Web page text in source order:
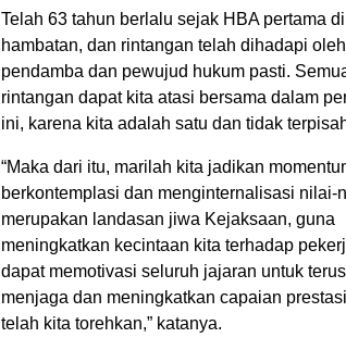
Telah 63 tahun berlalu sejak HBA pertama
hambatan, dan rintangan telah dihadapi
pendamba dan pewujud hukum pasti.
rintangan dapat kita atasi bersama dalam
ini, karena kita adalah satu dan tidak
“Maka dari itu, marilah kita jadikan
berkontemplasi dan menginternalisasi nilai-
merupakan landasan jiwa Kejaksaan, guna
meningkatkan kecintaan kita terhadap
dapat memotivasi seluruh jajaran untuk
menjaga dan meningkatkan capaian
telah kita torehkan,” katanya.